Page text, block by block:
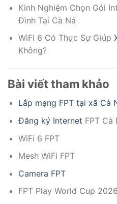
Kinh Nghiệm Chọn Gói
Đình Tại Cà Ná
WiFi 6 Có Thực Sự Giúp
Không?
Bài viết tham khảo
Lắp mạng FPT tại xã Cà
Đăng ký Internet FPT Cà
WiFi 6 FPT
Mesh WiFi FPT
Camera FPT
FPT Play World Cup 2026